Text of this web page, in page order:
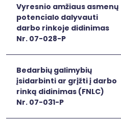
Vyresnio amžiaus asmenų
potencialo dalyvauti
darbo rinkoje didinimas
Nr. 07-028-P
Bedarbių galimybių
įsidarbinti ar grįžti į darbo
rinką didinimas (FNLC)
Nr. 07-031-P